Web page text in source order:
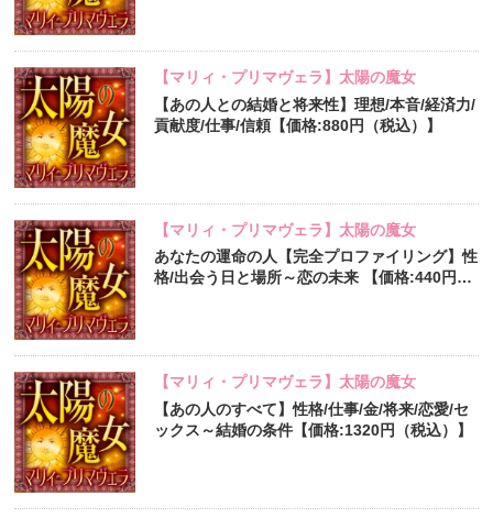
【マリィ・プリマヴェラ】太陽の魔女
【あの人との結婚と将来性】理想/本音/経済力/
貢献度/仕事/信頼【価格:880円（税込）】
【マリィ・プリマヴェラ】太陽の魔女
あなたの運命の人【完全プロファイリング】性
格/出会う日と場所～恋の未来 【価格:440円
【マリィ・プリマヴェラ】太陽の魔女
【あの人のすべて】性格/仕事/金/将来/恋愛/セ
ックス～結婚の条件【価格:1320円（税込）】